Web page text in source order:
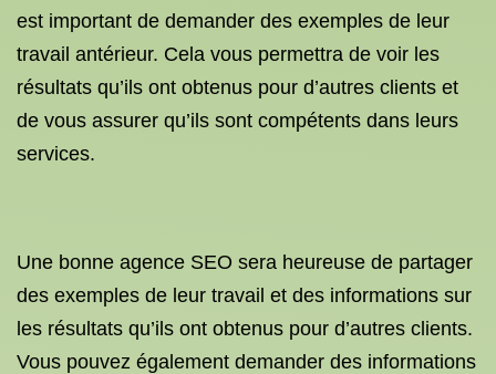
est important de demander des exemples de leur
travail antérieur. Cela vous permettra de voir les
résultats qu’ils ont obtenus pour d’autres clients et
de vous assurer qu’ils sont compétents dans leurs
services.
Une bonne agence SEO sera heureuse de partager
des exemples de leur travail et des informations sur
les résultats qu’ils ont obtenus pour d’autres clients.
Vous pouvez également demander des informations